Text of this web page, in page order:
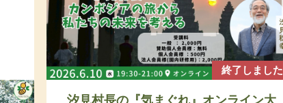
終了しました
汐見村長の『気まぐれ』オンライン大